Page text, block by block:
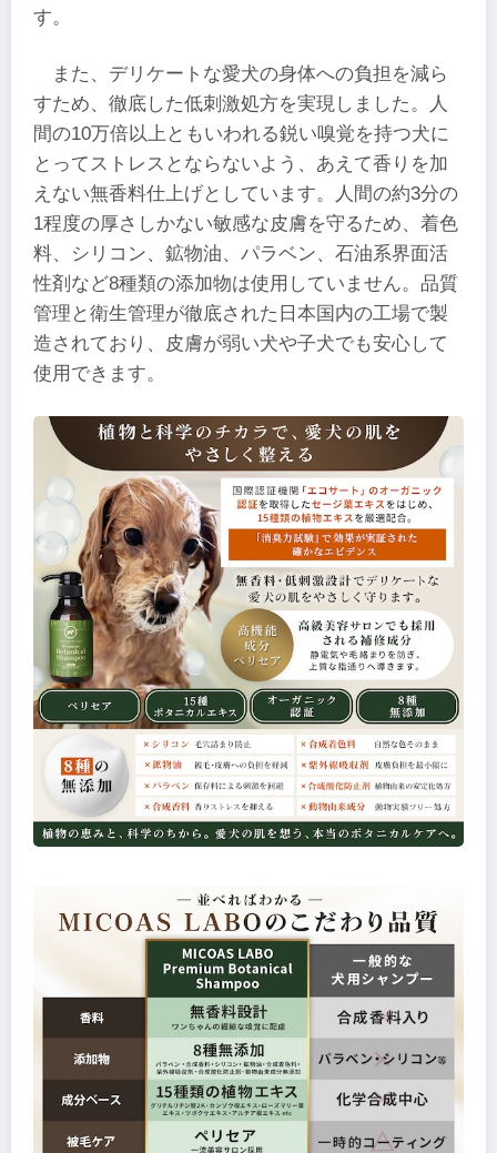
す。
また、デリケートな愛犬の身体への負担を減ら
すため、徹底した低刺激処方を実現しました。人
間の10万倍以上ともいわれる鋭い嗅覚を持つ犬に
とってストレスとならないよう、あえて香りを加
えない無香料仕上げとしています。人間の約3分の
1程度の厚さしかない敏感な皮膚を守るため、着色
料、シリコン、鉱物油、パラベン、石油系界面活
性剤など8種類の添加物は使用していません。品質
管理と衛生管理が徹底された日本国内の工場で製
造されており、皮膚が弱い犬や子犬でも安心して
使用できます。